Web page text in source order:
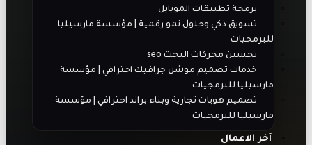
برمجة تطبيقات الموبايل
تسويق ذكي وحلول نمو رقمية | مؤسسة مارسيليا
للبرمجيات
تحسين محركات البحث seo
خدمات تصميم موشن جرافيك احترافي | مؤسسة
مارسيليا للبرمجيات
تصميم هويات تجارية وبناء براند احترافي | مؤسسة
مارسيليا للبرمجيات
آخر الاعمال